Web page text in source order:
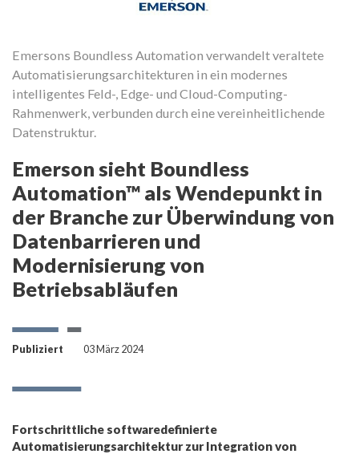
Emersons Boundless Automation verwandelt veraltete
Automatisierungsarchitekturen in ein modernes
intelligentes Feld-, Edge- und Cloud-Computing-
Rahmenwerk, verbunden durch eine vereinheitlichende
Datenstruktur.
Emerson sieht Boundless
Automation™ als Wendepunkt in
der Branche zur Überwindung von
Datenbarrieren und
Modernisierung von
Betriebsabläufen
Publiziert 03 März 2024
Fortschrittliche softwaredefinierte
Automatisierungsarchitektur zur Integration von